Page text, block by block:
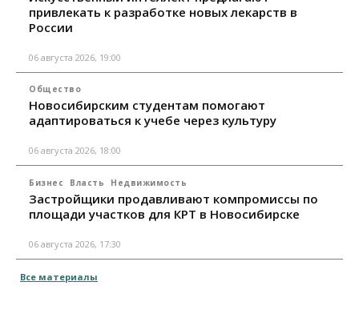
привлекать к разработке новых лекарств в
России
06 августа 2026, 19:00
Общество
Новосибирским студентам помогают
адаптироваться к учебе через культуру
06 августа 2026, 18:00
Бизнес Власть Недвижимость
Застройщики продавливают компромиссы по
площади участков для КРТ в Новосибирске
06 августа 2026, 17:30
Все материалы